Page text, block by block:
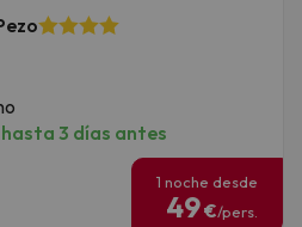
hasta 3 días antes
1 noche desde
49€/pers.